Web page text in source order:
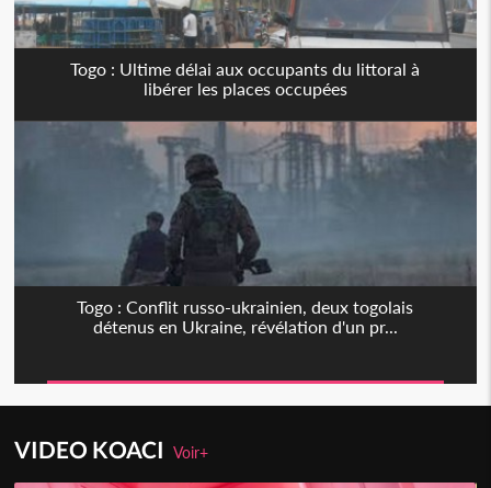
Togo : Ultime délai aux occupants du littoral à
libérer les places occupées
Togo : Conflit russo-ukrainien, deux togolais
détenus en Ukraine, révélation d'un pr...
VIDEO KOACIVoir+